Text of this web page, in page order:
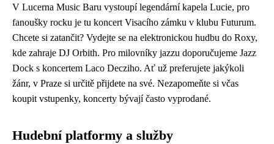
V Lucerna Music Baru vystoupí legendární kapela Lucie, pro
fanoušky rocku je tu koncert Visacího zámku v klubu Futurum.
Chcete si zatančit? Vydejte se na elektronickou hudbu do Roxy,
kde zahraje DJ Orbith. Pro milovníky jazzu doporučujeme Jazz
Dock s koncertem Laco Decziho. Ať už preferujete jakýkoli
žánr, v Praze si určitě přijdete na své. Nezapomeňte si včas
koupit vstupenky, koncerty bývají často vyprodané.
Hudební platformy a služby